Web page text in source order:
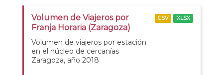
Volumen de Viajeros por
Franja Horaria (Zaragoza)
Volumen de viajeros por estación
en el núcleo de cercanías
Zaragoza, año 2018
CSV XLSX